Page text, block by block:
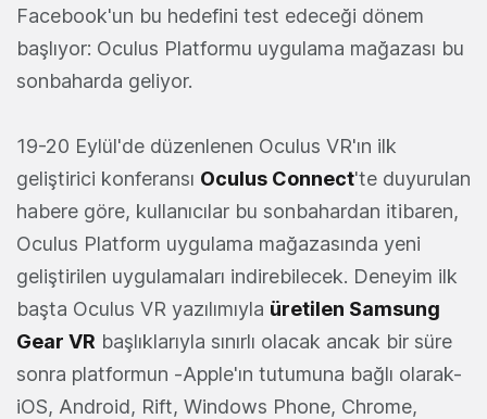
Facebook'un bu hedefini test edeceği dönem
başlıyor: Oculus Platformu uygulama mağazası bu
sonbaharda geliyor.
19-20 Eylül'de düzenlenen Oculus VR'ın ilk
geliştirici konferansı Oculus Connect'te duyurulan
habere göre, kullanıcılar bu sonbahardan itibaren,
Oculus Platform uygulama mağazasında yeni
geliştirilen uygulamaları indirebilecek. Deneyim ilk
başta Oculus VR yazılımıyla üretilen Samsung
Gear VR başlıklarıyla sınırlı olacak ancak bir süre
sonra platformun -Apple'ın tutumuna bağlı olarak-
iOS, Android, Rift, Windows Phone, Chrome,